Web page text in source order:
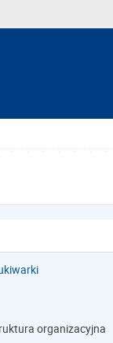
organizacyjna